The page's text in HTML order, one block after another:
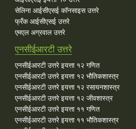
सेलिना आईसीएसई कॉनसाइस उत्तरे
फ्रँक आईसीएसई उत्तरे
एमएल अग्रवाल उत्तरे
एनसीईआरटी उत्तरे
एनसीईआरटी उत्तरे इयत्ता १२ गणित
एनसीईआरटी उत्तरे इयत्ता १२ भौतिकशास्त्र
एनसीईआरटी उत्तरे इयत्ता १२ रसायनशास्त्र
एनसीईआरटी उत्तरे इयत्ता १२ जीवशास्त्र
एनसीईआरटी उत्तरे इयत्ता ११ गणित
एनसीईआरटी उत्तरे इयत्ता ११ भौतिकशास्त्र